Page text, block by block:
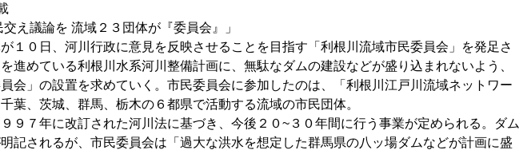
交え議論を 流域２３団体が『委員会』」
１０日、河川行政に意見を反映させることを目指す「利根川流域市民委員会」を発足さ
進めている利根川水系河川整備計画に、無駄なダムの建設などが盛り込まれないよう、
会」の設置を求めていく。市民委員会に参加したのは、「利根川江戸川流域ネットワー
葉、茨城、群馬、栃木の６都県で活動する流域の市民団体。
９７年に改訂された河川法に基づき、今後２０~３０年間に行う事業が定められる。ダム
記されるが、市民委員会は「過大な洪水を想定した群馬県の八ッ場ダムなどが計画に盛